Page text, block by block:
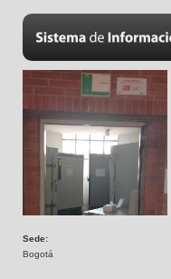
Sede:
Bogotá